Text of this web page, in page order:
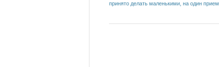
принято делать маленькими, на один